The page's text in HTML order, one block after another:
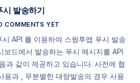
시 발송하기
COMMENTS YET
API 를 이용하여 스윙투앱 푸시 발송
보드에서 발송하는 푸시 메시지를 API
과 같이 제공하고 있습니다. 사전에 협
용과 , 무분별한 대량발송의 경우 사용